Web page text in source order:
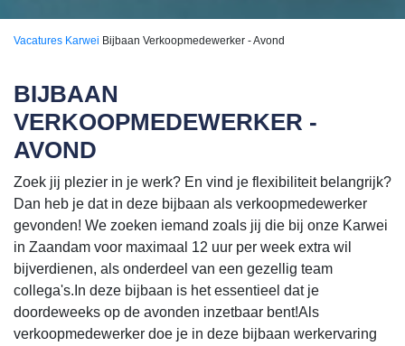
Vacatures Karwei Bijbaan Verkoopmedewerker - Avond
BIJBAAN
VERKOOPMEDEWERKER -
AVOND
Zoek jij plezier in je werk? En vind je flexibiliteit belangrijk?
Dan heb je dat in deze bijbaan als verkoopmedewerker
gevonden! We zoeken iemand zoals jij die bij onze Karwei
in Zaandam voor maximaal 12 uur per week extra wil
bijverdienen, als onderdeel van een gezellig team
collega's.In deze bijbaan is het essentieel dat je
doordeweeks op de avonden inzetbaar bent!Als
verkoopmedewerker doe je in deze bijbaan werkervaring